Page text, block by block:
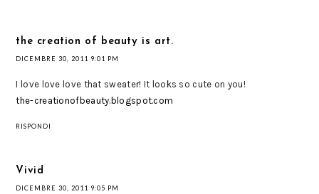
the creation of beauty is art.
DICEMBRE 30, 2011 9:01 PM
I love love love that sweater! It looks so cute on you!
the-creationofbeauty.blogspot.com
RISPONDI
Vivid
DICEMBRE 30, 2011 9:05 PM